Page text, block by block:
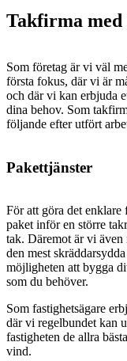
Takfirma
Som företag är vi väl
första fokus, där vi är
och där vi kan erbjuda
dina behov. Som
följande efter utfört
Pakettjänster
För att göra det
paket inför en större
tak. Däremot är vi
den mest
möjligheten att bygga
som du behöver.
Som fastighetsägare
där vi regelbundet kan
fastigheten de allra
vind.